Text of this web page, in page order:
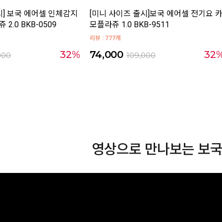
보국 에어셀 인체감지
2.0 BKB-0509
32%
[미니 사이즈 출시]보국 에어셀 전기요 카
모플라쥬 1.0 BKB-9511
리뷰 : 777개
74,000 109,000
영상으로 만나보는 보